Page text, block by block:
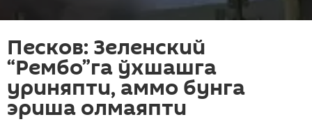
Песков: Зеленский
“Рембо”га ўхшашга
уриняпти, аммо бунга
эриша олмаяпти